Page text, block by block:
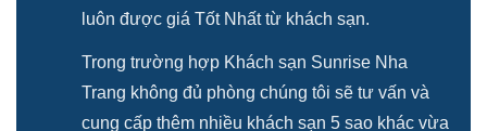
luôn được giá Tốt Nhất từ khách sạn.
Trong trường hợp Khách sạn Sunrise Nha
Trang không đủ phòng chúng tôi sẽ tư vấn và
cung cấp thêm nhiều khách sạn 5 sao khác vừa